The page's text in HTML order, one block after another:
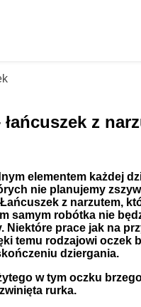
z
elementem każdej
nie planujemy
z narzutem,
samym robótka nie
Niektóre prace jak na
temu rodzajowi oczek
dziergania.
w tym oczku
rurka.